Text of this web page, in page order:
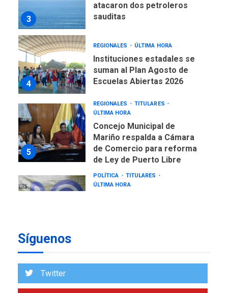
3
atacaron dos petroleros
sauditas
4
REGIONALES ÚLTIMA HORA
Instituciones estadales se
suman al Plan Agosto de
Escuelas Abiertas 2026
5
REGIONALES
TITULARES
ÚLTIMA HORA
Concejo Municipal de
Mariño respalda a Cámara
de Comercio para reforma
de Ley de Puerto Libre
POLÍTICA
TITULARES
ÚLTIMA HORA
regional nos respaldaron
Síguenos
Twitter